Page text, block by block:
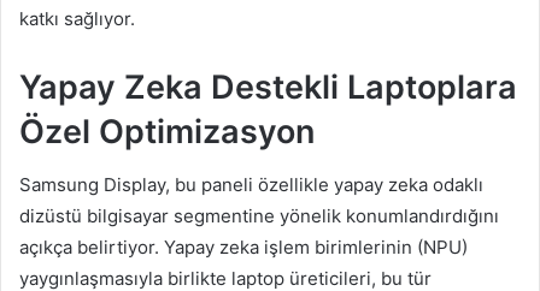
katkı sağlıyor.
Yapay Zeka Destekli Laptoplara
Özel Optimizasyon
Samsung Display, bu paneli özellikle yapay zeka odaklı
dizüstü bilgisayar segmentine yönelik konumlandırdığını
açıkça belirtiyor. Yapay zeka işlem birimlerinin (NPU)
yaygınlaşmasıyla birlikte laptop üreticileri, bu tür